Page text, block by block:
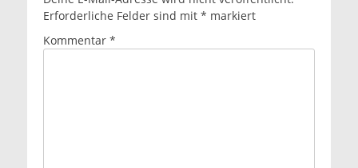
Erforderliche Felder sind mit * markiert
Kommentar *